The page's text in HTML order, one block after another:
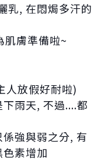
乳, 在悶焗多汗的
膚準備啦~
人放假好耐啦)
雨天, 不過....都
強與弱之分, 有
素增加